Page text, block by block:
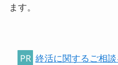
ます。
PR 終活に関するご相